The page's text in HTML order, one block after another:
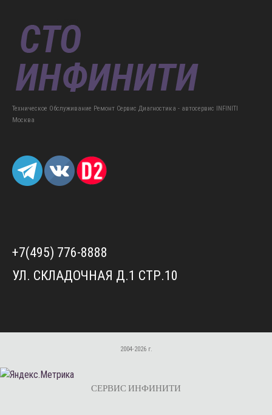
Техническое Обслуживание Ремонт Сервис Диагностика - автосервис INFINITI
Москва
+7(495) 776-8888
УЛ. СКЛАДОЧНАЯ Д.1 СТР.10
2004-2026 г.
СЕРВИС ИНФИНИТИ